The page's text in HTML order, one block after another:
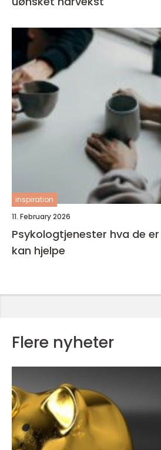
inspiration
11. February 2026
Psykologtjenester hva de er og hvordan de
kan hjelpe
Flere nyheter